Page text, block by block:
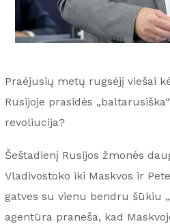
Praėjusių metų rugsėjį viešai
Rusijoje prasidės
revoliucija?
Šeštadienį Rusijos žmonės
Vladivostoko iki Maskvos ir
gatves su vienu bendru šūkiu
agentūra praneša, kad